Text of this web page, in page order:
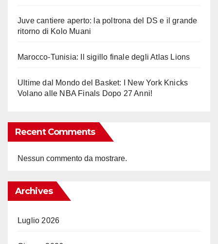
Juve cantiere aperto: la poltrona del DS e il grande
ritorno di Kolo Muani
Marocco-Tunisia: Il sigillo finale degli Atlas Lions
Ultime dal Mondo del Basket: I New York Knicks
Volano alle NBA Finals Dopo 27 Anni!
Recent Comments
Nessun commento da mostrare.
Archives
Luglio 2026